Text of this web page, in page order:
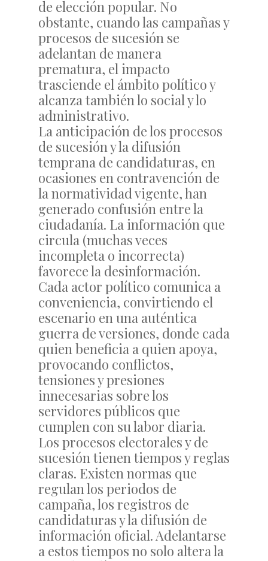
de elección popular. No
obstante, cuando las campañas y
procesos de sucesión se
adelantan de manera
prematura, el impacto
trasciende el ámbito político y
alcanza también lo social y lo
administrativo.
La anticipación de los procesos
de sucesión y la difusión
temprana de candidaturas, en
ocasiones en contravención de
la normatividad vigente, han
generado confusión entre la
ciudadanía. La información que
circula (muchas veces
incompleta o incorrecta)
favorece la desinformación.
Cada actor político comunica a
conveniencia, convirtiendo el
escenario en una auténtica
guerra de versiones, donde cada
quien beneficia a quien apoya,
provocando conflictos,
tensiones y presiones
innecesarias sobre los
servidores públicos que
cumplen con su labor diaria.
Los procesos electorales y de
sucesión tienen tiempos y reglas
claras. Existen normas que
regulan los periodos de
campaña, los registros de
candidaturas y la difusión de
información oficial. Adelantarse
a estos tiempos no solo altera la